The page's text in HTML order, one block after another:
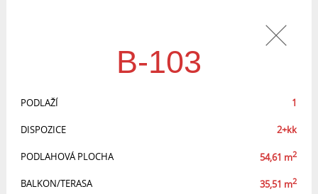
B-103
PODLAŽÍ 1
DISPOZICE 2+kk
PODLAHOVÁ PLOCHA 54,61 m2
BALKON/TERASA 35,51 m2